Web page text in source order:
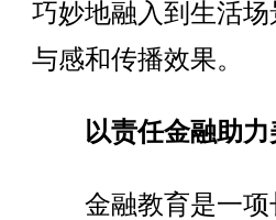
巧妙地融入到生活
与感和传播效果。
以责任金融助
金融教育是一项